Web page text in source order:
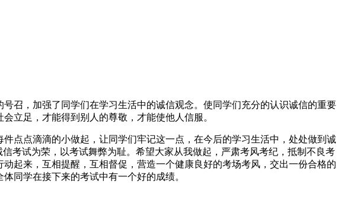
召，加强了同学们在学习生活中的诚信观念。使同学们充分的认识诚信的重要
立足，才能得到别人的尊敬，才能使他人信服。
点点滴滴的小做起，让同学们牢记这一点，在今后的学习生活中，处处做到诚
考试为荣，以考试舞弊为耻。希望大家从我做起，严肃考风考纪，抵制不良考
起来，互相提醒，互相督促，营造一个健康良好的考场考风，交出一份合格的
同学在接下来的考试中有一个好的成绩。